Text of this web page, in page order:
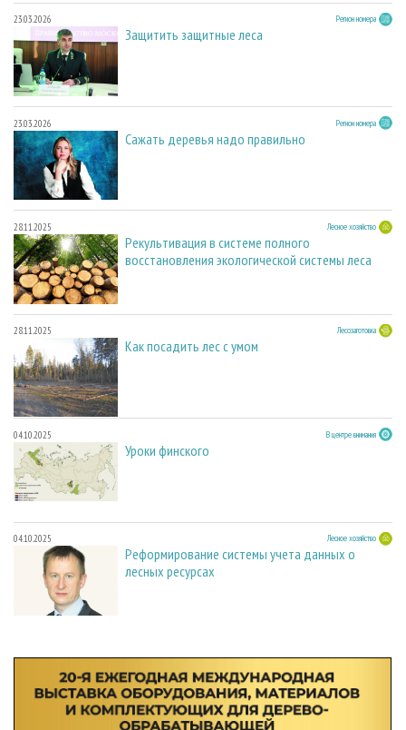
23.03.2026 Регион номера
Защитить защитные леса
23.03.2026 Регион номера
Сажать деревья надо правильно
28.11.2025 Лесное хозяйство
Рекультивация в системе полного
восстановления экологической системы леса
28.11.2025 Лесозаготовка
Как посадить лес с умом
04.10.2025 В центре внимания
Уроки финского
04.10.2025 Лесное хозяйство
Реформирование системы учета данных о
лесных ресурсах